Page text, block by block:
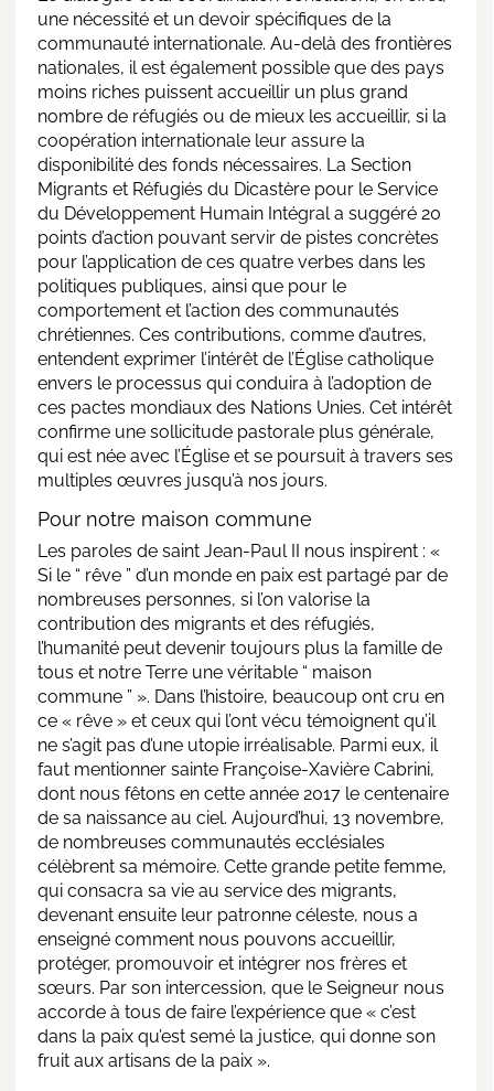
une nécessité et un devoir spécifiques de la
communauté internationale. Au-delà des frontières
nationales, il est également possible que des pays
moins riches puissent accueillir un plus grand
nombre de réfugiés ou de mieux les accueillir, si la
coopération internationale leur assure la
disponibilité des fonds nécessaires. La Section
Migrants et Réfugiés du Dicastère pour le Service
du Développement Humain Intégral a suggéré 20
points d’action pouvant servir de pistes concrètes
pour l’application de ces quatre verbes dans les
politiques publiques, ainsi que pour le
comportement et l’action des communautés
chrétiennes. Ces contributions, comme d’autres,
entendent exprimer l’intérêt de l’Église catholique
envers le processus qui conduira à l’adoption de
ces pactes mondiaux des Nations Unies. Cet intérêt
confirme une sollicitude pastorale plus générale,
qui est née avec l’Église et se poursuit à travers ses
multiples œuvres jusqu’à nos jours.
Pour notre maison commune
Les paroles de saint Jean-Paul II nous inspirent : «
Si le “ rêve ” d’un monde en paix est partagé par de
nombreuses personnes, si l’on valorise la
contribution des migrants et des réfugiés,
l’humanité peut devenir toujours plus la famille de
tous et notre Terre une véritable “ maison
commune ” ». Dans l’histoire, beaucoup ont cru en
ce « rêve » et ceux qui l’ont vécu témoignent qu’il
ne s’agit pas d’une utopie irréalisable. Parmi eux, il
faut mentionner sainte Françoise-Xavière Cabrini,
dont nous fêtons en cette année 2017 le centenaire
de sa naissance au ciel. Aujourd’hui, 13 novembre,
de nombreuses communautés ecclésiales
célèbrent sa mémoire. Cette grande petite femme,
qui consacra sa vie au service des migrants,
devenant ensuite leur patronne céleste, nous a
enseigné comment nous pouvons accueillir,
protéger, promouvoir et intégrer nos frères et
sœurs. Par son intercession, que le Seigneur nous
accorde à tous de faire l’expérience que « c’est
dans la paix qu’est semé la justice, qui donne son
fruit aux artisans de la paix ».